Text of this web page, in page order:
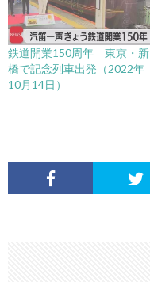
鉄道開業150周年 東京・新
橋で記念列車出発（2022年
10月14日）